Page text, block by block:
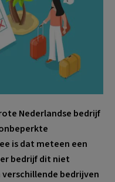
Nederlandse bedrijf
is dat meteen een
bedrijf dit niet
bedrijven